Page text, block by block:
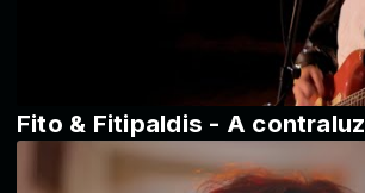
Fito & Fitipaldis - A contraluz